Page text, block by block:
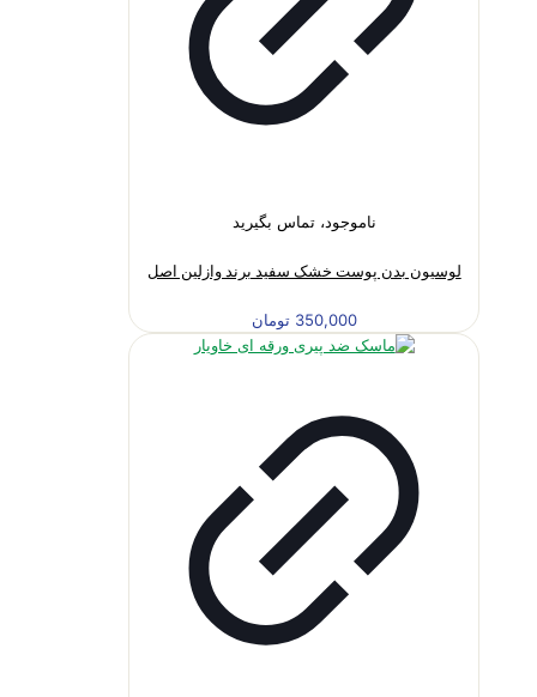
ناموجود، تماس بگیرید
لوسیون بدن پوست خشک سفید برند وازلین اصل
350,000 تومان